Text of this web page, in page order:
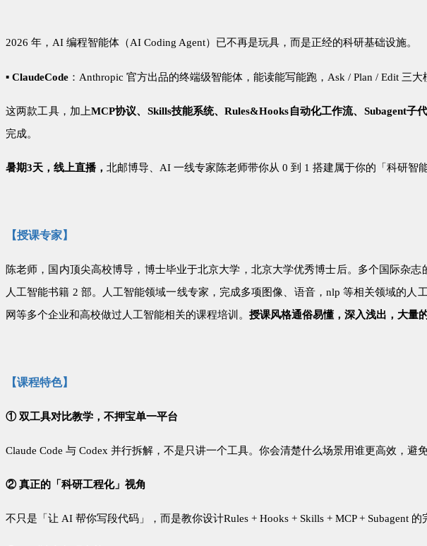
2026 年， AI 编程智能体（AI Coding Agent）已不再是玩具，而是正经的科研基础设施。
▪ ClaudeCode ： Anthropic 官方出品的终端级智能体，能读能写能跑， Ask / Plan / Edit 三大
这两款工具，加上MCP协议、 Skills技能系统、Rules&Hooks自动化工作流、 Subagent子
完成。
暑期3天，线上直播 ， 北邮博导、 AI 一线专家陈老师带你从 0 到 1 搭建属于你的「科研智
【授课专家】
陈老师，国内顶尖高校博导，博士毕业于北京大学，北京大学优秀博士后。多个国际杂
人工智能书籍 2 部。人工智能领域一线专家，完成多项图像、语音，nlp 等相关领域的
网等多个企业和高校做过人工智能相关的课程培训。 授课风格通俗易懂，深入浅出，大量
【课程特色】
①双工具对比教学，不押宝单一平台
Claude Code 与 Codex 并行拆解，不是只讲一个工具。你会清楚什么场景用谁更高效，避
②真正的「科研工程化」视角
不只是「让 AI 帮你写段代码」，而是教你设计Rules + Hooks + Skills + MCP + Subagent 的